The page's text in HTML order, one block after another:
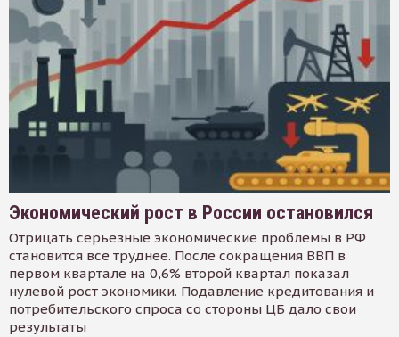
Экономический рост в России остановился
Отрицать серьезные экономические проблемы в РФ
становится все труднее. После сокращения ВВП в
первом квартале на 0,6% второй квартал показал
нулевой рост экономики. Подавление кредитования и
потребительского спроса со стороны ЦБ дало свои
результаты